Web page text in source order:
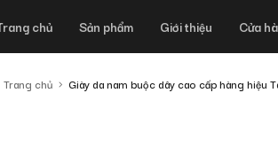
chủ Sản phẩm Giới thiệu Cửa
Trang chủ Giày da nam buộc dây cao cấp hàng hiệu